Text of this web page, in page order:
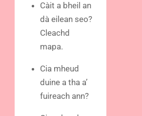
Càit a bheil an
dà eilean seo?
Cleachd
mapa.
Cia mheud
duine a tha a’
fuireach ann?